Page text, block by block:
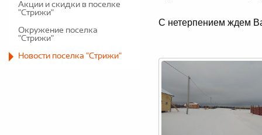
Акции и скидки в поселке
"Стрижи"
Окружение поселка
"Стрижи"
Новости поселка "Стрижи"
С нетерпением ждем